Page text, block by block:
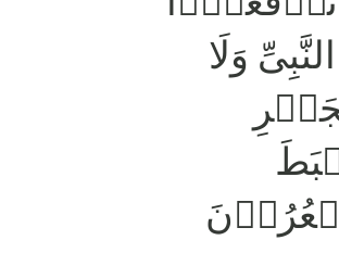
وَلَا